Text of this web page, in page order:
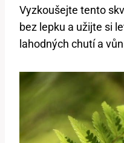
Vyzkoušejte tento
bez lepku a užijte si
lahodných chutí a